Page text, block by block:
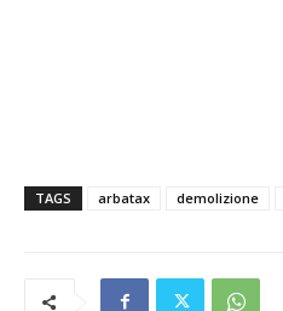
TAGS arbatax demolizione